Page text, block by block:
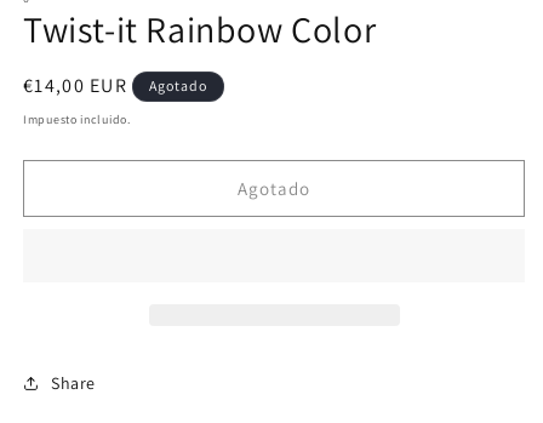
Twist-it Rainbow Color
Precio
habitual
€14,00 EUR Agotado
Impuesto incluido.
Agotado
Share